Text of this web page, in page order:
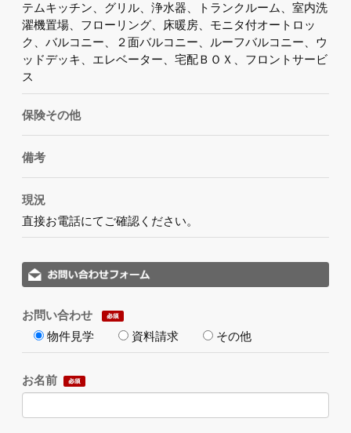
テムキッチン、グリル、浄水器、トランクルーム、室内洗
濯機置場、フローリング、床暖房、モニタ付オートロッ
ク、バルコニー、２面バルコニー、ルーフバルコニー、ウ
ッドデッキ、エレベーター、宅配ＢＯＸ、フロントサービ
ス
保険その他
備考
現況
直接お電話にてご確認ください。
お問い合わせ
物件見学
資料請求 その他
お名前